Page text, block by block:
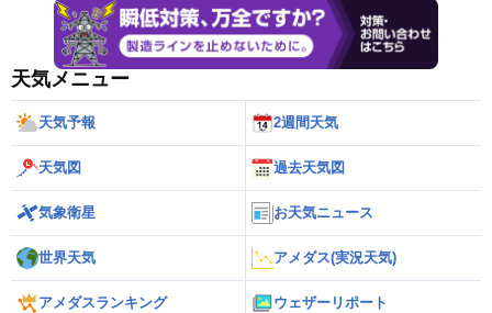
天気メニュー
天気予報 2週間天気
天気図 過去天気図
気象衛星 お天気ニュース
世界天気 アメダス(実況天気)
アメダスランキング ウェザーリポート